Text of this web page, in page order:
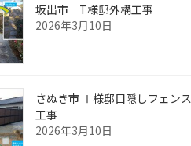
坂出市 T様邸外構工事
2026年3月10日
さぬき市 Ⅰ様邸目隠しフェンス
工事
2026年3月10日